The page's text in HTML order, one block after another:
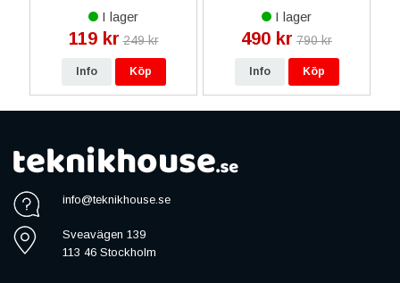
Kortficka - Rosa /
Turkos
I lager
119 kr 249 kr
Info Köp
I lager
490 kr 790 kr
Info Köp
info@teknikhouse.se
Sveavägen 139
113 46 Stockholm